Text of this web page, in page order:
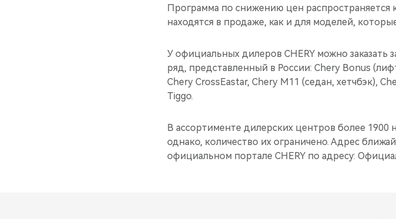
Программа по снижению цен распространяется
находятся в продаже, как и для моделей,
У официальных дилеров CHERY можно
ряд, представленный в России: Chery Bonus
Chery CrossEastar, Chery M11 (седан, хетчбэк),
Tiggo.
В ассортименте дилерских центров более
однако, количество их ограничено. Адрес
официальном портале CHERY по адресу: